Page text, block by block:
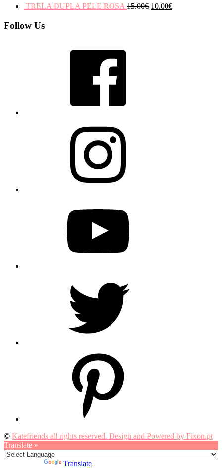
TRELA DUPLA PELE ROSA 15.00€ 10.00€
Follow Us
© Katefriends all rights reserved. Design and Powered by Fixon.pt
Translate »
Translate